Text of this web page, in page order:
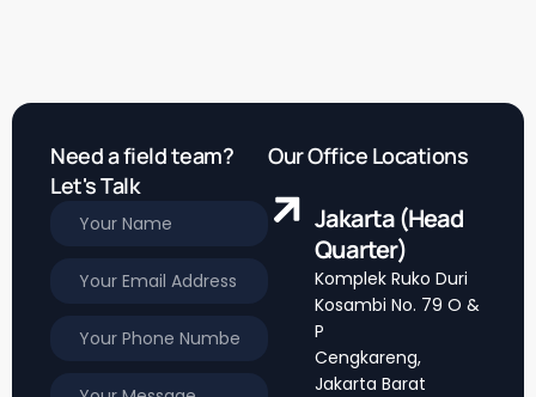
Need a field team?
Let's Talk
Our Office Locations
Jakarta (Head
Quarter)
Komplek Ruko Duri
Kosambi No. 79 O &
P
Cengkareng,
Jakarta Barat